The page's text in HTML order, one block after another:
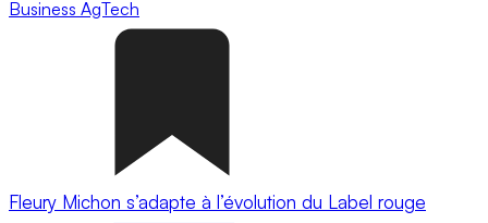
Business AgTech
Fleury Michon s’adapte à l’évolution du Label rouge